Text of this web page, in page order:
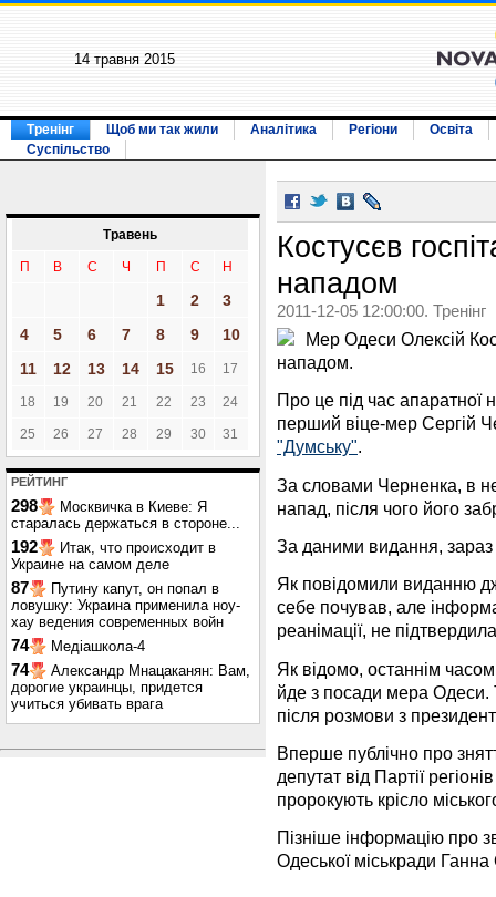
14 травня 2015
Тренінг Щоб ми так жили Аналітика Регіони
Освіта
Суспільство
Травень
П В С Ч П С Н
1 2
3
4
5 6 7 8 9
10
11
12 13 14 15 16 17
18 19 20 21 22 23 24
25 26 27 28 29 30 31
РЕЙТИНГ
298
Москвичка в Киеве: Я
старалась держаться в стороне...
192
Итак, что происходит в
Украине на самом деле
87
Путину капут, он попал в
ловушку: Украина применила ноу-
хау ведения современных войн
74 Медіашкола-4
74
Александр Мнацаканян: Вам,
дорогие украинцы, придется
учиться убивать врага
Костусєв
нападом
2011-12-05 12:00:00. Тренінг
Мер Одеси Олексій
нападом.
Про це під час апаратної
перший віце-мер Сергій
"Думську".
За словами Черненка, в
напад, після чого його
За даними видання,
Як повідомили виданню
себе почував, але
реанімації, не
Як відомо, останнім
йде з посади мера Одеси.
після розмови з
Вперше публічно про
депутат від Партії
пророкують крісло
Пізніше інформацію про
Одеської міськради Ганна